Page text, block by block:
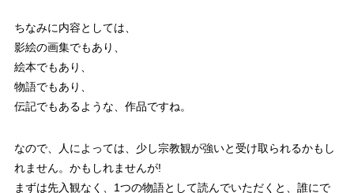
ちなみに内容としては、
影絵の画集でもあり、
絵本でもあり、
物語でもあり、
伝記でもあるような、作品ですね。
なので、人によっては、少し宗教観が強いと受け取られるかもし
れません。かもしれませんが!
まずは先入観なく、1つの物語として読んでいただくと、誰にで